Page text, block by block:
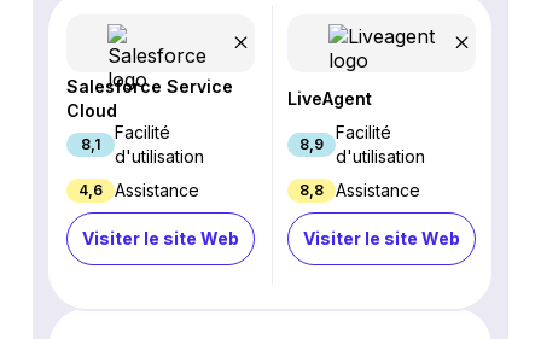
Salesforce Service
Cloud
8,1
Facilité
d'utilisation
4,6 Assistance
Visiter le site Web
LiveAgent
8,9
Facilité
d'utilisation
8,8 Assistance
Visiter le site Web